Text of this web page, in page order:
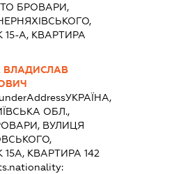
БРОВАРИ,
А, КВАРТИРА
ВЛАДИСЛАВ
УКРАЇНА,
ОБЛ.,
ВУЛИЦЯ
КВАРТИРА 142